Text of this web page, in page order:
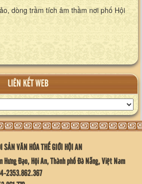
dòng trầm tích âm thầm nơi phố Hội
LIÊN KẾT WEB
SẢN VĂN HÓA THẾ GIỚI HỘI AN
Hưng Đạo, Hội An, Thành phố Đà Nẵng, Việt Nam
2353.862.367